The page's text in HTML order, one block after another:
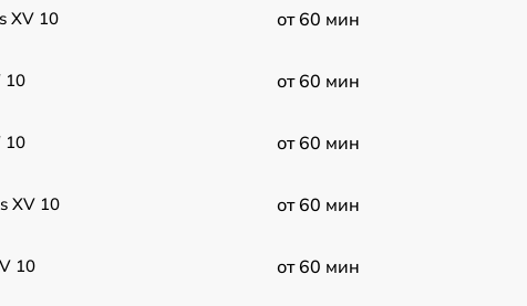
XV 10 от 60 мин
10 от 60 мин
10 от 60 мин
XV 10 от 60 мин
10 от 60 мин